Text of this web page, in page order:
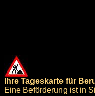
Ihre Tageskarte für
Eine Beförderung ist in